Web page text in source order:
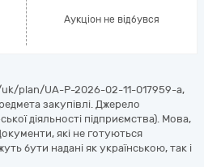
Аукціон не відбувся
uk/plan/UA-P-2026-02-11-017959-a,
закупівлі. Джерело
діяльності підприємства). Мова,
які не готуються
бути надані як українською, так і